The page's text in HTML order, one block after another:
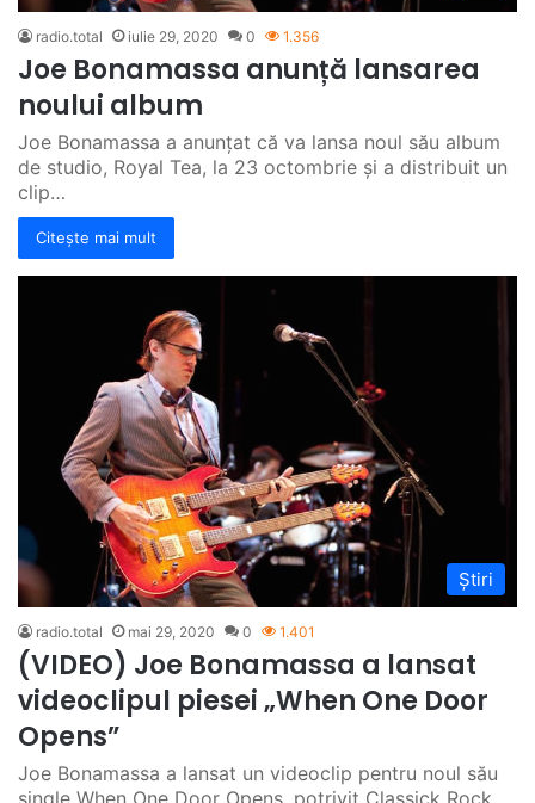
radio.total iulie 29, 2020 0 1.356
Joe Bonamassa anunță lansarea
noului album
Joe Bonamassa a anunțat că va lansa noul său album
de studio, Royal Tea, la 23 octombrie și a distribuit un
clip…
Citește mai mult
Știri
radio.total mai 29, 2020 0 1.401
(VIDEO) Joe Bonamassa a lansat
videoclipul piesei „When One Door
Opens”
Joe Bonamassa a lansat un videoclip pentru noul său